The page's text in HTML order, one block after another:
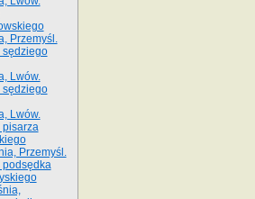
Przemyśl.
sędziego
Lwów.
sędziego
Lwów.
pisarza
Przemyśl.
podsędka